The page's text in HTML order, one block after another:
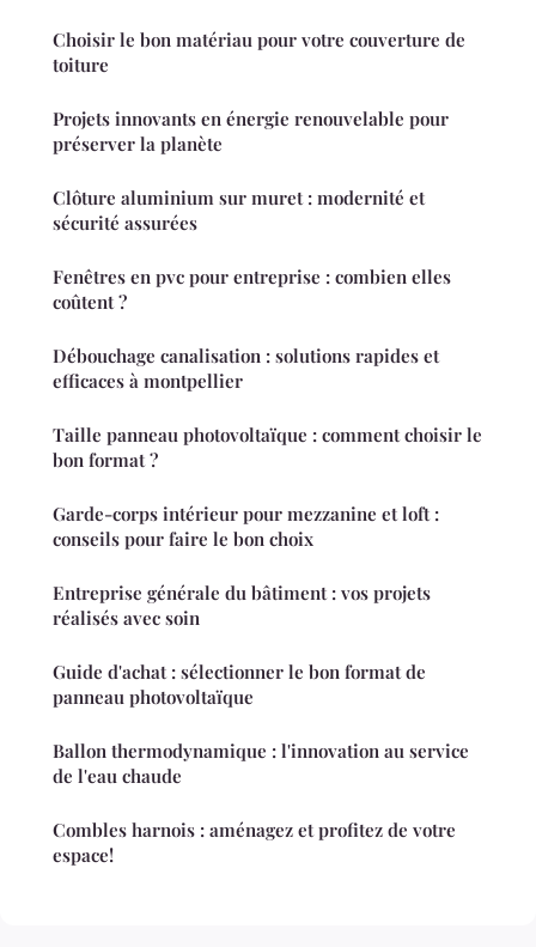
Choisir le bon matériau pour votre couverture de
toiture
Projets innovants en énergie renouvelable pour
préserver la planète
Clôture aluminium sur muret : modernité et
sécurité assurées
Fenêtres en pvc pour entreprise : combien elles
coûtent ?
Débouchage canalisation : solutions rapides et
efficaces à montpellier
Taille panneau photovoltaïque : comment choisir le
bon format ?
Garde-corps intérieur pour mezzanine et loft :
conseils pour faire le bon choix
Entreprise générale du bâtiment : vos projets
réalisés avec soin
Guide d'achat : sélectionner le bon format de
panneau photovoltaïque
Ballon thermodynamique : l'innovation au service
de l'eau chaude
Combles harnois : aménagez et profitez de votre
espace!